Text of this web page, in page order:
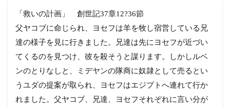
「救いの計画」 創世記37章12?36節
父ヤコブに命じられ、ヨセフは羊を牧し宿営している兄
達の様子を見に行きました。兄達は先にヨセフが近づい
てくるのを見つけ、彼を殺そうと謀ります。しかしルベ
ンのとりなしと、ミデヤンの隊商に奴隷として売るとい
うユダの提案が取られ、ヨセフはエジプトへ連れて行か
れました。父ヤコブ、兄達、ヨセフそれぞれに言い分が